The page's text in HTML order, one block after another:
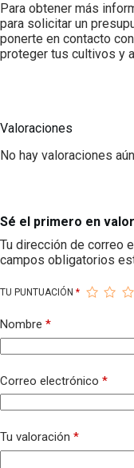
Para obtener más
para solicitar un
ponerte en contacto
proteger tus cultivos y
Valoraciones
No hay valoraciones
Sé el primero en
Tu dirección de correo
campos obligatorios
TU PUNTUACIÓN *
Nombre *
Correo electrónico *
Tu valoración *